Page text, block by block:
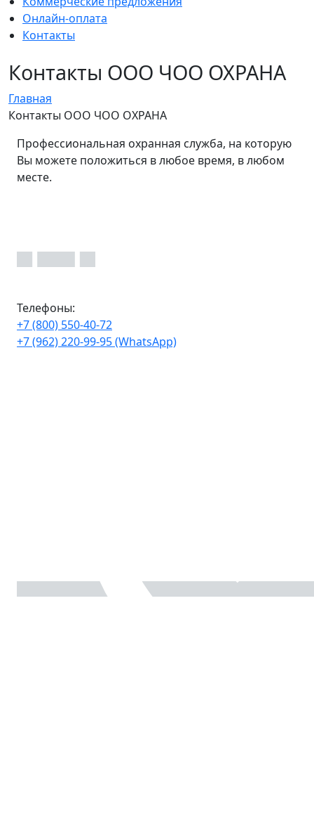
Онлайн-оплата
Контакты
Контакты ООО ЧОО ОХРАНА
Главная
Контакты ООО ЧОО ОХРАНА
Профессиональная охранная служба, на которую
Вы можете положиться в любое время, в любом
месте.
Телефоны:
+7 (800) 550-40-72
+7 (962) 220-99-95 (WhatsApp)